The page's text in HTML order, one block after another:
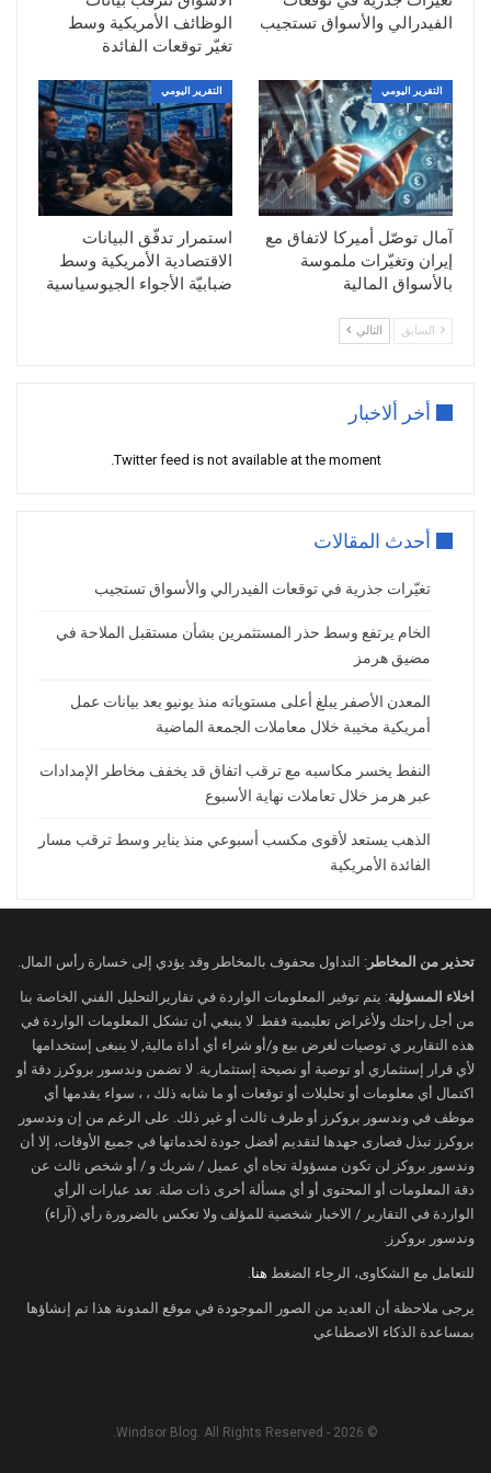
السيناريو المتوقع
كسر 0.7090 الهبوط الى 0.7030 ثم 0.6950
السيناريو المعاكس
كسر 0.7270 صعودا الى 0.7350 ثم 0.7390
الفيدرالي والأسواق تستجيب
الوظائف الأمريكية وسط
تغيّر توقعات الفائدة
التقرير اليومي
آمال توصّل أميركا لاتفاق مع
إيران وتغيّرات ملموسة
بالأسواق المالية
التقرير اليومي
استمرار تدفّق البيانات
الاقتصادية الأمريكية وسط
ضبابيّة الأجواء الجيوسياسية
السابق التالي
أخر ألاخبار
Twitter feed is not available at the moment.
أحدث المقالات
تغيّرات جذرية في توقعات الفيدرالي والأسواق تستجيب
الخام يرتفع وسط حذر المستثمرين بشأن مستقبل الملاحة في
مضيق هرمز
المعدن الأصفر يبلغ أعلى مستوياته منذ يونيو بعد بيانات عمل
أمريكية مخيبة خلال معاملات الجمعة الماضية
النفط يخسر مكاسبه مع ترقب اتفاق قد يخفف مخاطر الإمدادات
عبر هرمز خلال تعاملات نهاية الأسبوع
الذهب يستعد لأقوى مكسب أسبوعي منذ يناير وسط ترقب مسار
الفائدة الأمريكية
تحذير من المخاطر : التداول محفوف بالمخاطر وقد يؤدي إلى خسارة رأس المال.
اخلاء المسؤلية: يتم توفير المعلومات الواردة في تقاريرالتحليل الفني الخاصة بنا
من أجل راحتك ولأغراض تعليمية فقط. لا ينبغي أن تشكل المعلومات الواردة في
هذه التقارير ي توصيات لغرض بيع و/أو شراء أي أداة مالية, لا ينبغى إستخدامها
لأي قرار إستثماري أو توصية أو نصيحة إستثمارية. لا تضمن وندسور بروكرز دقة أو
اكتمال أي معلومات أو تحليلات أو توقعات أو ما شابه ذلك ، ، سواء يقدمها أي
موظف في وندسور بروكرز أو طرف ثالث أو غير ذلك. على الرغم من إن وندسور
بروكرز تبذل قصارى جهدها لتقديم أفضل جودة لخدماتها في جميع الأوقات، إلا أن
وندسور بروكز لن تكون مسؤولة تجاه أي عميل / شريك و / أو شخص ثالث عن
دقة المعلومات أو المحتوى أو أي مسألة أخرى ذات صلة. تعد عبارات الرأي
الواردة في التقارير / الاخبار شخصية للمؤلف ولا تعكس بالضرورة رأي (آراء)
وندسور بروكرز.
للتعامل مع الشكاوى، الرجاء الضغط هنا
يرجى ملاحظة أن العديد من الصور الموجودة في موقع المدونة هذا تم إنشاؤها
بمساعدة الذكاء الاصطناعي
© 2026 - Windsor Blog. All Rights Reserved.